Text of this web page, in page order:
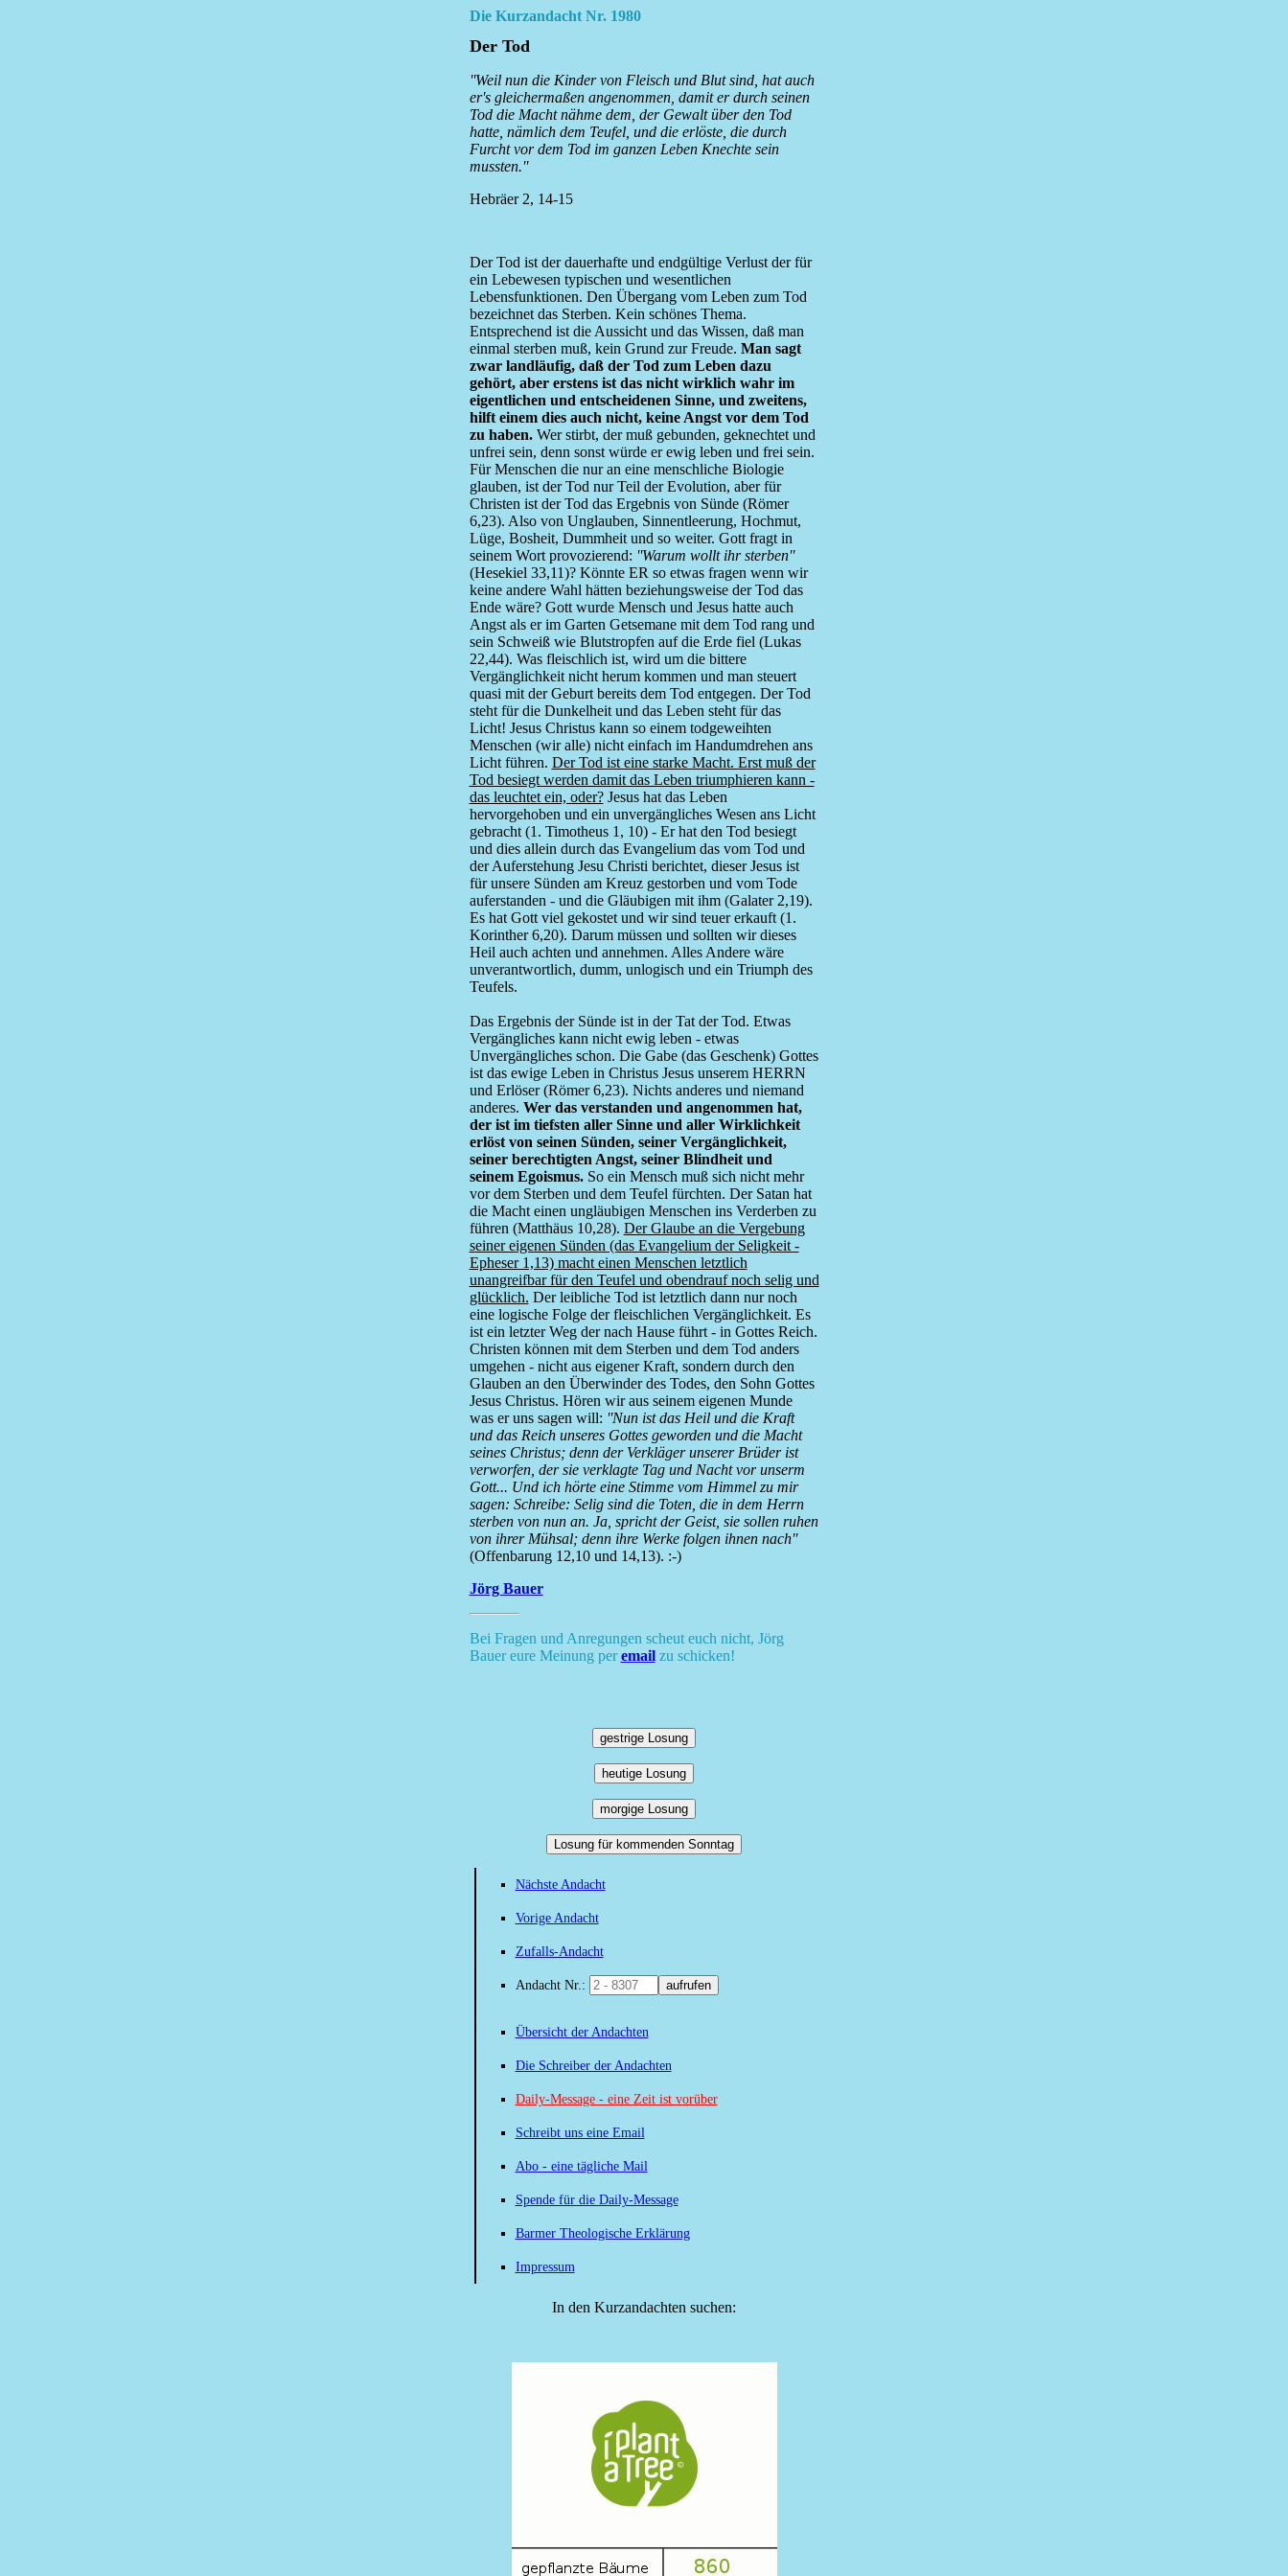
Die Kurzandacht Nr. 1980
Der Tod
''Weil nun die Kinder von Fleisch und Blut sind, hat auch
er's gleichermaßen angenommen, damit er durch seinen
Tod die Macht nähme dem, der Gewalt über den Tod
hatte, nämlich dem Teufel, und die erlöste, die durch
Furcht vor dem Tod im ganzen Leben Knechte sein
mussten.''
Hebräer 2, 14-15
Der Tod ist der dauerhafte und endgültige Verlust der für
ein Lebewesen typischen und wesentlichen
Lebensfunktionen. Den Übergang vom Leben zum Tod
bezeichnet das Sterben. Kein schönes Thema.
Entsprechend ist die Aussicht und das Wissen, daß man
einmal sterben muß, kein Grund zur Freude. Man sagt
zwar landläufig, daß der Tod zum Leben dazu
gehört, aber erstens ist das nicht wirklich wahr im
eigentlichen und entscheidenen Sinne, und zweitens,
hilft einem dies auch nicht, keine Angst vor dem Tod
zu haben.Wer stirbt, der muß gebunden, geknechtet und
unfrei sein, denn sonst würde er ewig leben und frei sein.
Für Menschen die nur an eine menschliche Biologie
glauben, ist der Tod nur Teil der Evolution, aber für
Christen ist der Tod das Ergebnis von Sünde (Römer
6,23). Also von Unglauben, Sinnentleerung, Hochmut,
Lüge, Bosheit, Dummheit und so weiter. Gott fragt in
seinem Wort provozierend: ''Warum wollt ihr sterben''
(Hesekiel 33,11)? Könnte ER so etwas fragen wenn wir
keine andere Wahl hätten beziehungsweise der Tod das
Ende wäre? Gott wurde Mensch und Jesus hatte auch
Angst als er im Garten Getsemane mit dem Tod rang und
sein Schweiß wie Blutstropfen auf die Erde fiel (Lukas
22,44). Was fleischlich ist, wird um die bittere
Vergänglichkeit nicht herum kommen und man steuert
quasi mit der Geburt bereits dem Tod entgegen. Der Tod
steht für die Dunkelheit und das Leben steht für das
Licht! Jesus Christus kann so einem todgeweihten
Menschen (wir alle) nicht einfach im Handumdrehen ans
Licht führen. Der Tod ist eine starke Macht. Erst muß der
Tod besiegt werden damit das Leben triumphieren kann -
das leuchtet ein, oder?Jesus hat das Leben
hervorgehoben und ein unvergängliches Wesen ans Licht
gebracht (1. Timotheus 1, 10) - Er hat den Tod besiegt
und dies allein durch das Evangelium das vom Tod und
der Auferstehung Jesu Christi berichtet, dieser Jesus ist
für unsere Sünden am Kreuz gestorben und vom Tode
auferstanden - und die Gläubigen mit ihm (Galater 2,19).
Es hat Gott viel gekostet und wir sind teuer erkauft (1.
Korinther 6,20). Darum müssen und sollten wir dieses
Heil auch achten und annehmen. Alles Andere wäre
unverantwortlich, dumm, unlogisch und ein Triumph des
Teufels.
Das Ergebnis der Sünde ist in der Tat der Tod. Etwas
Vergängliches kann nicht ewig leben - etwas
Unvergängliches schon. Die Gabe (das Geschenk) Gottes
ist das ewige Leben in Christus Jesus unserem HERRN
und Erlöser (Römer 6,23). Nichts anderes und niemand
anderes. Wer das verstanden und angenommen hat,
der ist im tiefsten aller Sinne und aller Wirklichkeit
erlöst von seinen Sünden, seiner Vergänglichkeit,
seiner berechtigten Angst, seiner Blindheit und
seinem Egoismus.So ein Mensch muß sich nicht mehr
vor dem Sterben und dem Teufel fürchten. Der Satan hat
die Macht einen ungläubigen Menschen ins Verderben zu
führen (Matthäus 10,28). Der Glaube an die Vergebung
seiner eigenen Sünden (das Evangelium der Seligkeit -
Epheser 1,13) macht einen Menschen letztlich
unangreifbar für den Teufel und obendrauf noch selig und
glücklich. Der leibliche Tod ist letztlich dann nur noch
eine logische Folge der fleischlichen Vergänglichkeit. Es
ist ein letzter Weg der nach Hause führt - in Gottes Reich.
Christen können mit dem Sterben und dem Tod anders
umgehen - nicht aus eigener Kraft, sondern durch den
Glauben an den Überwinder des Todes, den Sohn Gottes
Jesus Christus. Hören wir aus seinem eigenen Munde
was er uns sagen will: ''Nun ist das Heil und die Kraft
und das Reich unseres Gottes geworden und die Macht
seines Christus; denn der Verkläger unserer Brüder ist
verworfen, der sie verklagte Tag und Nacht vor unserm
Gott... Und ich hörte eine Stimme vom Himmel zu mir
sagen: Schreibe: Selig sind die Toten, die in dem Herrn
sterben von nun an. Ja, spricht der Geist, sie sollen ruhen
von ihrer Mühsal; denn ihre Werke folgen ihnen nach''
(Offenbarung 12,10 und 14,13). :-)
Jörg Bauer
Bei Fragen und Anregungen scheut euch nicht, Jörg
Bauer eure Meinung peremailzu schicken!
gestrige Losung
heutige Losung
morgige Losung
Losung für kommenden Sonntag
Nächste Andacht
Vorige Andacht
Zufalls-Andacht
Andacht Nr.: aufrufen
Übersicht der Andachten
Die Schreiber der Andachten
Daily-Message - eine Zeit ist vorüber
Schreibt uns eine Email
Abo - eine tägliche Mail
Spende für die Daily-Message
Barmer Theologische Erklärung
Impressum
In den Kurzandachten suchen: